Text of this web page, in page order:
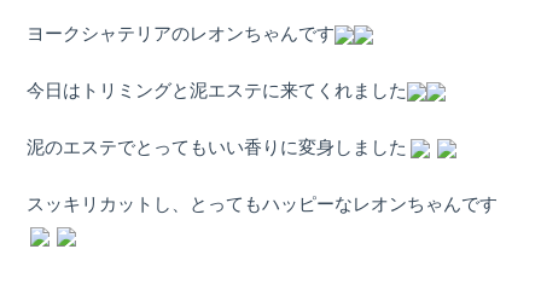
ペ
ッ
ト
ホ
テ
ヨークシャテリアのレオンちゃんです
今日はトリミングと泥エステに来てくれました
泥のエステでとってもいい香りに変身しました
スッキリカットし、とってもハッピーなレオンちゃんです